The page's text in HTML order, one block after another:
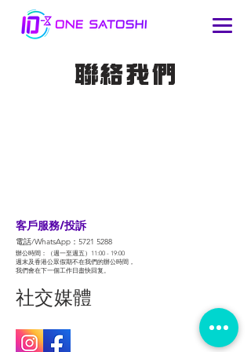
聯絡我們
​客戶服務/投訴
電話/WhatsApp：5721 5288
辦公時間：（週一至週五）11:00 - 19:00
週末及香港公眾假期不在我們的辦公時間，
我們會在下一個工作日盡快回复。
​社交媒體